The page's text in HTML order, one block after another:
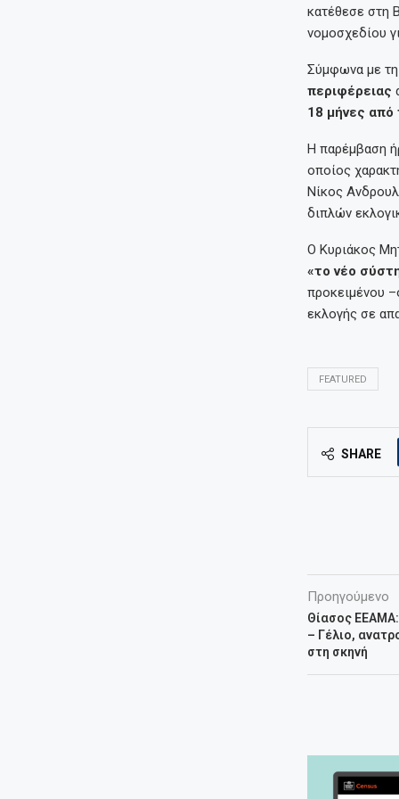
κατέθεσε στη
νομοσχεδίου
Σύμφωνα με
περιφέρειας
18 μήνες από
Η παρέμβαση
οποίος
Νίκος
διπλών
Ο Κυριάκος
«το νέο
προκειμένου
εκλογής σε
FEATURED
SHARE
Προηγούμενο
Θίασος ΕΕΑΜΑ:
– Γέλιο,
στη σκηνή